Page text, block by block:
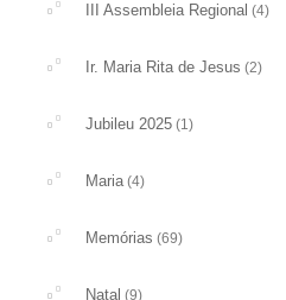
III Assembleia Regional (4)
Ir. Maria Rita de Jesus (2)
Jubileu 2025 (1)
Maria (4)
Memórias (69)
Natal (9)